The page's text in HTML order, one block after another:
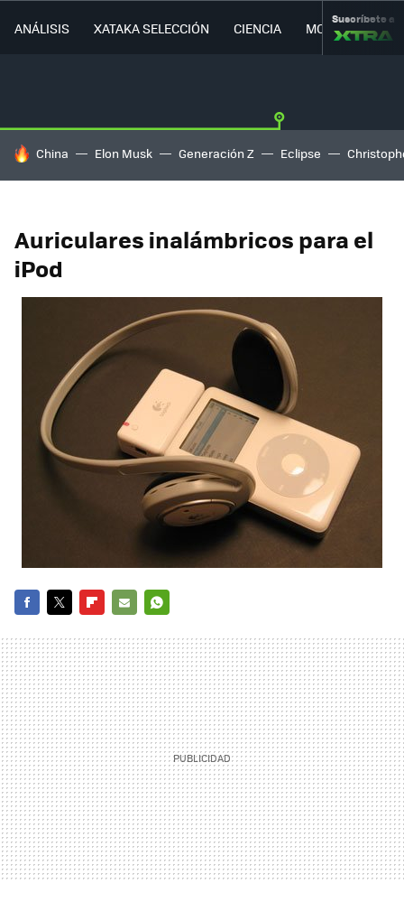
ANÁLISIS XATAKA SELECCIÓN CIENCIA MOVILIDAD
Suscríbete a
HOY SE HABLA DE
China Elon Musk Generación Z Eclipse
Auriculares inalámbricos para el
iPod
MAIL